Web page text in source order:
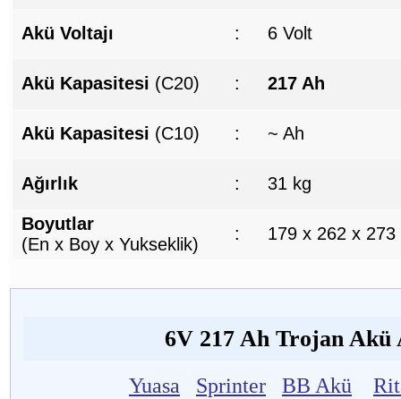
Akü Voltajı : 6 Volt
Akü Kapasitesi (C20) : 217 Ah
Akü Kapasitesi (C10) : ~ Ah
Ağırlık : 31 kg
Boyutlar
(En x Boy x Yukseklik)
: 179 x 262 x 273
6V 217 Ah Trojan
Yuasa Sprinter BB Akü